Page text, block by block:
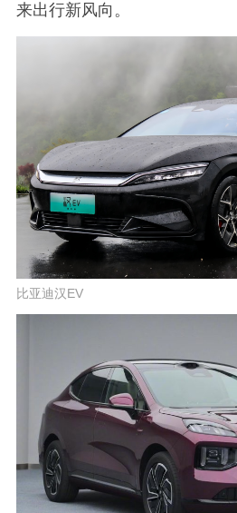
来出行新风向。
比亚迪汉EV